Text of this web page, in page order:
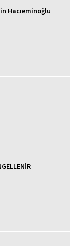
Hacıeminoğlu